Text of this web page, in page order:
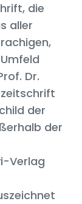
die
aller
Dr.
der
der
Verlag